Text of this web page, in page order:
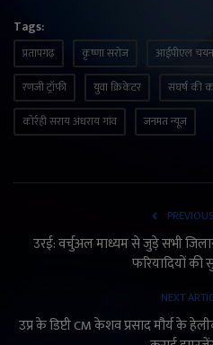
Tags:
प्रतापगढ़ कृष्णा सरोज आईपीएल चयन
रणजी ट्रॉफी
युवा क्रिकेटर संघर्ष की
कोर्रही सराय अंधराय गांव
जनमत न्यूज
उरई: वर्चुअल माध्यम से जुड़े सभी
फरियादियों की
NEXT
उप्र के डिप्टी CM केशव प्रसाद मौर्य के